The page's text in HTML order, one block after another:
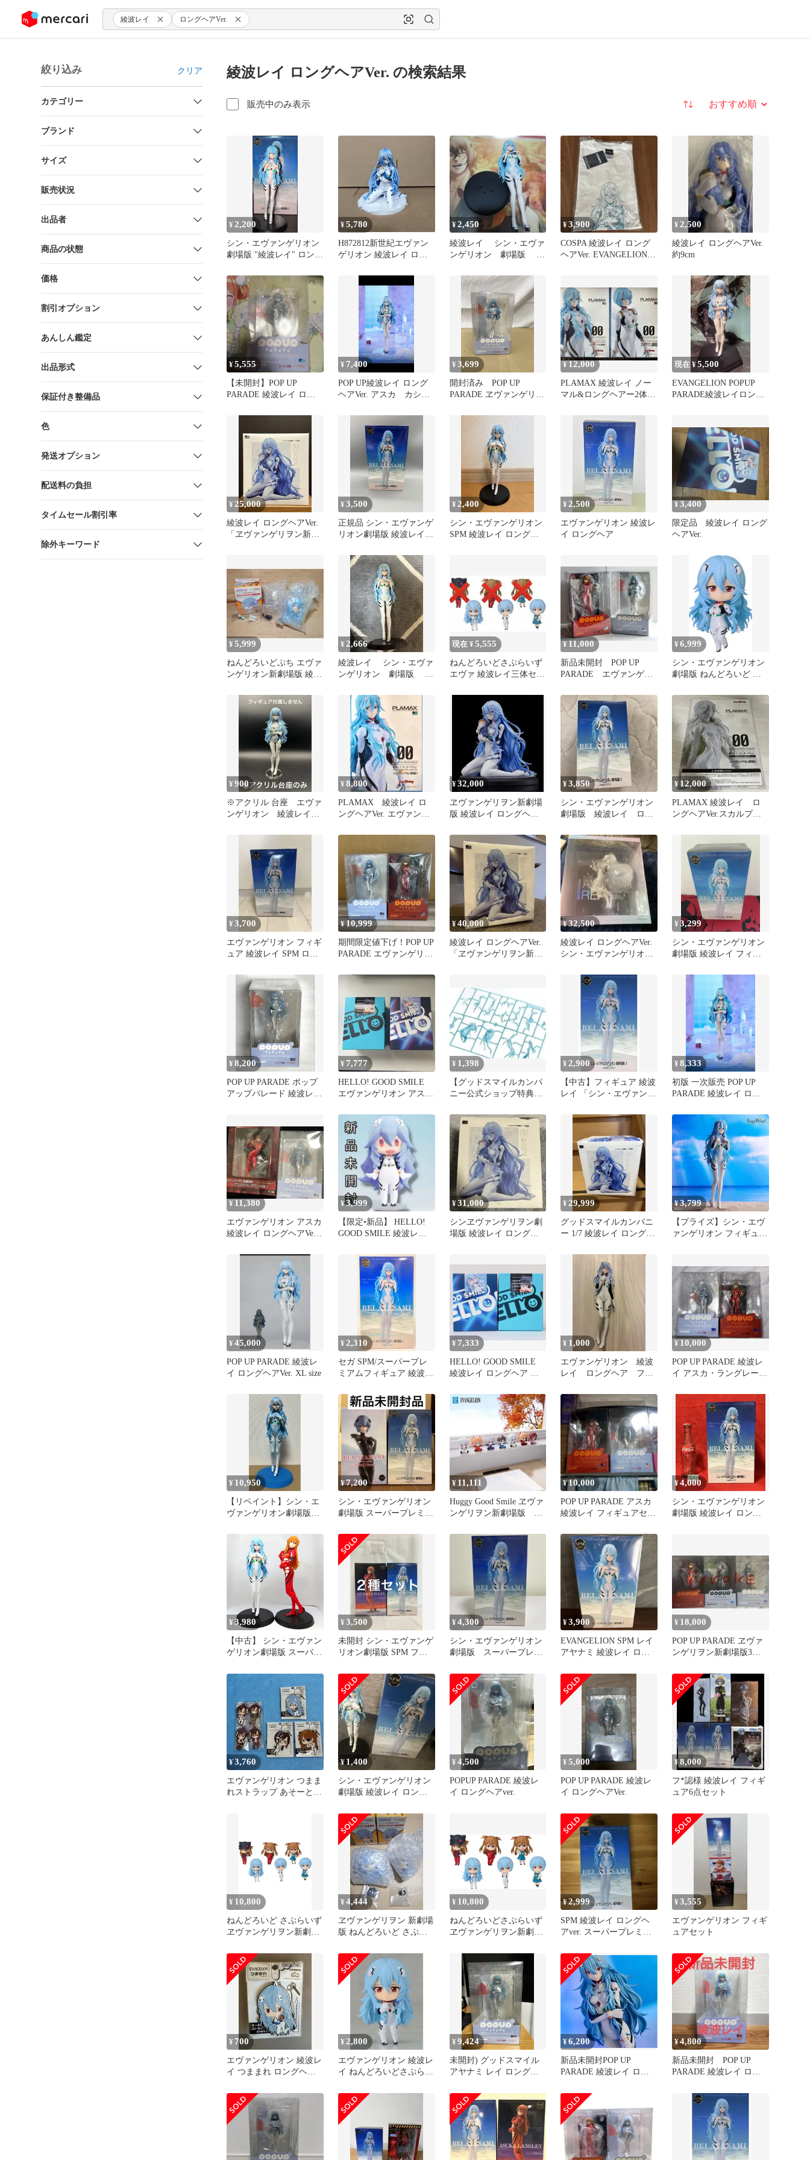
ツにスキップ 綾波レイ ロングヘアVer.
絞り込み クリア
カテゴリー
ブランド
サイズ
販売状況
出品者
商品の状態
価格
割引オプション
あんしん鑑定
出品形式
保証付き整備品
色
発送オプション
配送料の負担
タイムセール割引率
除外キーワード
綾波レイ ロングヘアVer. の検索結果
販売中のみ表示 並び替え
¥ 2,200
シン・エヴァンゲリオン
劇場版 "綾波レイ" ロング
¥5,780
H872812新世紀エヴァン
ゲリオン 綾波レイ ロン
フィギュア］
¥2,450
綾波レイ シン・エヴァ
ンゲリオン 劇場版 フ
¥3,900
COSPA 綾波レイ ロング
ヘアVer. EVANGELIONホ
¥ 2,500
綾波レイ ロングヘアVer.
約9cm
¥5,555
【未開封】POP UP
PARADE 綾波レイ ロン
¥ 7,400
POP UP綾波レイ ロング
ヘアVer. アスカ カシウ
¥3,699
開封済み POP UP
PARADE ヱヴァンゲリヲ
¥ 12,000
PLAMAX 綾波レイ ノー
マル&ロングヘアー2体セ
現在 ¥5,500
EVANGELION POPUP
PARADE綾波レイロング
¥ 25,000
綾波レイ ロングヘアVer.
「ヱヴァンゲリヲン新劇
¥3,500
正規品 シン・エヴァンゲ
リオン劇場版 綾波レイ
¥ 2,400
シン・エヴァンゲリオン
SPM 綾波レイ ロングヘ
¥ 2,500
エヴァンゲリオン 綾波レ
イ ロングヘア
¥3,400
限定品 綾波レイ ロング
ヘアVer.
¥5,999
ねんどろいどぷち エヴァ
ンゲリオン新劇場版 綾波
ーツ付き
¥ 2,666
綾波レイ シン・エヴァ
ンゲリオン 劇場版 フ
現在 ¥5,555
ねんどろいどさぷらいず
エヴァ 綾波レイ三体セッ
種付き】
¥11,000
新品未開封 POP UP
PARADE エヴァンゲリ
ット
¥6,999
シン・エヴァンゲリオン
劇場版 ねんどろいど 綾
¥900
※アクリル 台座 エヴァ
ンゲリオン 綾波レイ
¥8,800
PLAMAX 綾波レイ ロ
ングヘアVer. エヴァンゲ
¥32,000
ヱヴァンゲリヲン新劇場
版 綾波レイ ロングヘア
¥3,850
シン・エヴァンゲリオン
劇場版 綾波レイ ロン
¥12,000
PLAMAX 綾波レイ ロ
ングヘアVer.スカルプタ
¥3,700
エヴァンゲリオン フィギ
ュア 綾波レイ SPM ロン
¥10,999
期間限定値下げ！POP UP
PARADE エヴァンゲリオ
¥40,000
綾波レイ ロングヘアVer.
「ヱヴァンゲリヲン新劇
¥32,500
綾波レイ ロングヘアVer.
シン・エヴァンゲリオン
¥3,299
シン・エヴァンゲリオン
劇場版 綾波レイ フィギ
¥8,200
POP UP PARADE ポップ
アップパレード 綾波レイ
¥ 7,777
HELLO! GOOD SMILE
エヴァンゲリオン アスカ
¥ 1,398
【グッドスマイルカンパ
ニー公式ショップ特典】
1枚
¥ 2,900
【中古】フィギュア 綾波
レイ 「シン・エヴァンゲ
プレミアムフィギュア“綾
波レイ”ロングヘアVer.
¥8,333
初版 一次販売 POP UP
PARADE 綾波レイ ロン
¥ 11,380
エヴァンゲリオン アスカ
綾波レイ ロングヘアVer.
¥3,999
【限定•新品】 HELLO!
GOOD SMILE 綾波レイ
¥31,000
シンヱヴァンゲリヲン劇
場版 綾波レイ ロングヘ
¥ 29,999
グッドスマイルカンパニ
ー 1/7 綾波レイ ロングヘ
¥3,799
【プライズ】シン・エヴ
ァンゲリオン フィギュア
¥45,000
POP UP PARADE 綾波レ
イ ロングヘアVer. XL size
¥ 2,310
セガ SPM/スーパープレ
ミアムフィギュア 綾波レ
¥7,333
HELLO! GOOD SMILE
綾波レイ ロングヘア ア
¥ 1,000
エヴァンゲリオン 綾波
レイ ロングヘア フィ
¥ 10,000
POP UP PARADE 綾波レ
イ アスカ・ラングレー
¥ 10,950
【リペイント】シン・エ
ヴァンゲリオン劇場版
アVer.
¥7,200
シン・エヴァンゲリオン
劇場版 スーパープレミア
種セット
¥ 11,111
Huggy Good Smile ヱヴァ
ンゲリヲン新劇場版 7
¥10,000
POP UP PARADE アスカ
綾波レイ フィギュアセッ
¥4,000
シン・エヴァンゲリオン
劇場版 綾波レイ ロング
¥3,980
【中古】 シン・エヴァン
ゲリオン劇場版 スーパー
波レイ 式波・アスカ・ラ
ングレー 2種セット
¥3,500
未開封 シン・エヴァンゲ
リオン劇場版 SPM フィ
ー 綾波レイ 2種セット
LF7418 f107
¥4,300
シン・エヴァンゲリオン
劇場版 スーパープレミ
イ ロングヘア
¥3,900
EVANGELION SPM レイ
アヤナミ 綾波レイ ロン
¥ 18,000
POP UP PARADE ヱヴァ
ンゲリヲン新劇場版3体
¥3,760
エヴァンゲリオン つまま
れストラップ あそーと
¥ 1,400
シン・エヴァンゲリオン
劇場版 綾波レイ ロング
¥4,500
POPUP PARADE 綾波レ
イ ロングヘアver.
¥5,000
POP UP PARADE 綾波レ
イ ロングヘアVer.
¥8,000
フ*認様 綾波レイ フィギ
ュア6点セット
¥ 10,800
ねんどろいど さぷらいず
ヱヴァンゲリヲン新劇場
¥4,444
ヱヴァンゲリヲン 新劇場
版 ねんどろいど さぷら
¥ 10,800
ねんどろいどさぷらいず
ヱヴァンゲリヲン新劇場
¥2,999
SPM 綾波レイ ロングヘ
アver. スーパープレミア
¥3,555
エヴァンゲリオン フィギ
ュアセット
¥ 700
エヴァンゲリオン 綾波レ
イ つままれ ロングヘア
¥ 2,800
エヴァンゲリオン 綾波レ
イ ねんどろいどさぷらい
¥9,424
未開封) グッドスマイル
アヤナミ レイ ロングヘ
¥6,200
新品未開封POP UP
PARADE 綾波レイ ロン
¥4,800
新品未開封 POP UP
PARADE 綾波レイ ロン